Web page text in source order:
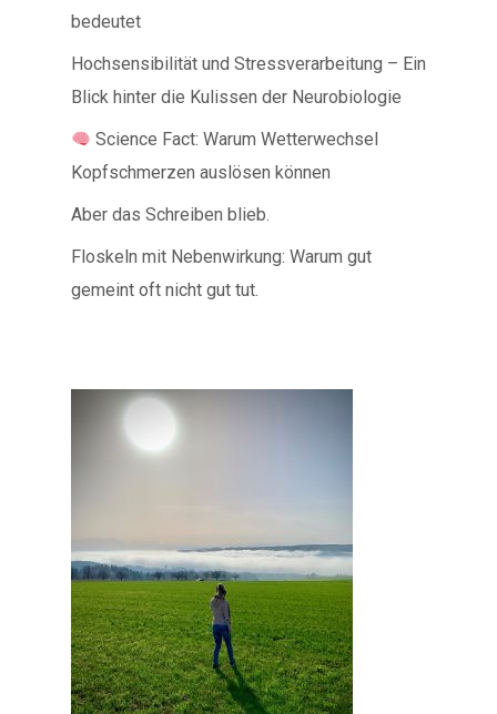
bedeutet
Hochsensibilität und Stressverarbeitung – Ein
Blick hinter die Kulissen der Neurobiologie
Science Fact: Warum Wetterwechsel
Kopfschmerzen auslösen können
Aber das Schreiben blieb.
Floskeln mit Nebenwirkung: Warum gut
gemeint oft nicht gut tut.